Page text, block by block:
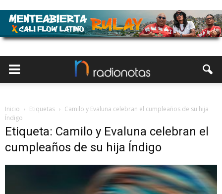
Inicio Etiquetas
Camilo y Evaluna celebran el cumpleaños de su hija
Índigo
Etiqueta: Camilo y Evaluna celebran el
cumpleaños de su hija Índigo